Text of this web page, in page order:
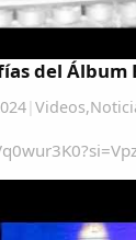
del Álbum
| Videos,